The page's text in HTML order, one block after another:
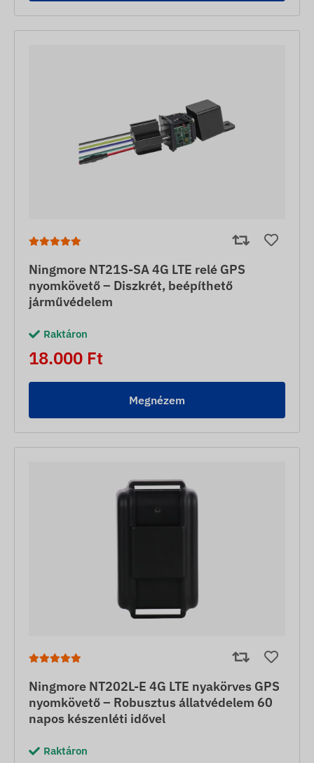
Ningmore NT21S-SA 4G LTE relé GPS
nyomkövető – Diszkrét, beépíthető
járművédelem
Raktáron
18.000 Ft
Megnézem
Ningmore NT202L-E 4G LTE nyakörves GPS
nyomkövető – Robusztus állatvédelem 60
napos készenléti idővel
Raktáron